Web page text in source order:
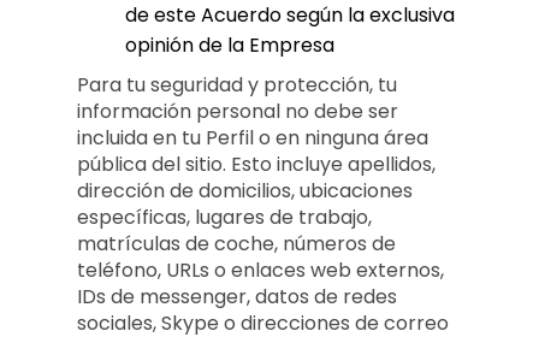
de este Acuerdo según la exclusiva
opinión de la Empresa
Para tu seguridad y protección, tu
información personal no debe ser
incluida en tu Perfil o en ninguna área
pública del sitio. Esto incluye apellidos,
dirección de domicilios, ubicaciones
específicas, lugares de trabajo,
matrículas de coche, números de
teléfono, URLs o enlaces web externos,
IDs de messenger, datos de redes
sociales, Skype o direcciones de correo